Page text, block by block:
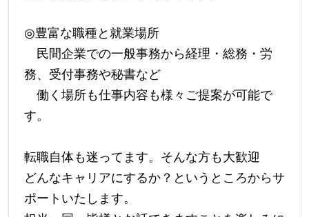
◎豊富な職種と就業場所
民間企業での一般事務から経理・総務・労
務、受付事務や秘書など
働く場所も仕事内容も様々ご提案が可能で
す。
転職自体も迷ってます。そんな方も大歓迎
どんなキャリアにするか？というところからサ
ポートいたします。